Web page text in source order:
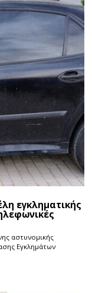
εγκληματικής
αστυνομικής
Εγκλημάτων